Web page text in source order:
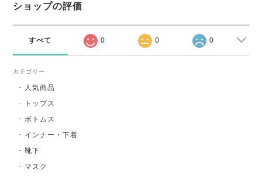
ショップの評価
すべて 0 0 0
カテゴリー
人気商品
トップス
ボトムス
インナー・下着
靴下
マスク